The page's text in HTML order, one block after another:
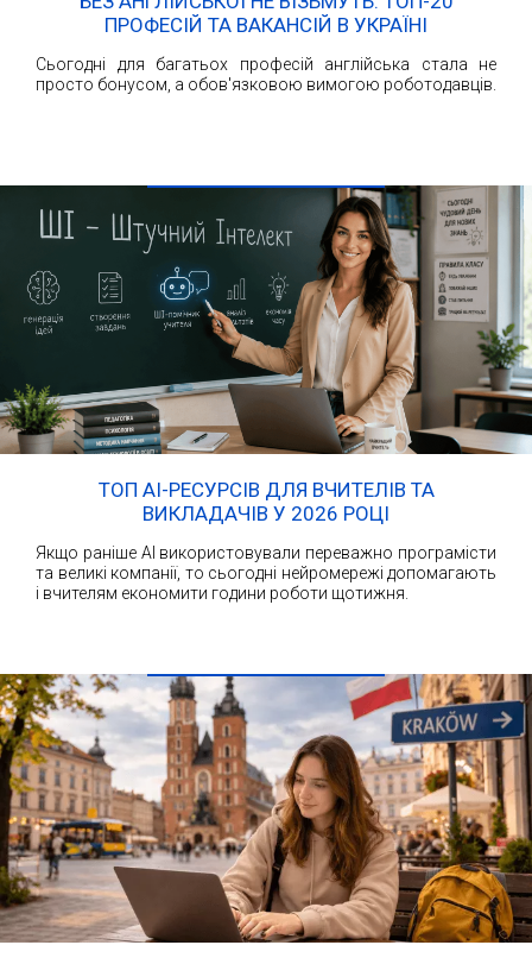
ПРОФЕСІЙ ТА ВАКАНСІЙ В УКРАЇНІ
Сьогодні для багатьох професій англійська стала не
просто бонусом, а обов'язковою вимогою роботодавців.
ТОП AI-РЕСУРСІВ ДЛЯ ВЧИТЕЛІВ ТА
ВИКЛАДАЧІВ У 2026 РОЦІ
Якщо раніше AI використовували переважно програмісти
та великі компанії, то сьогодні нейромережі допомагають
і вчителям економити години роботи щотижня.